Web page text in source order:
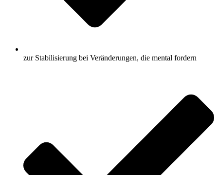
zur Stabilisierung bei Veränderungen, die mental fordern